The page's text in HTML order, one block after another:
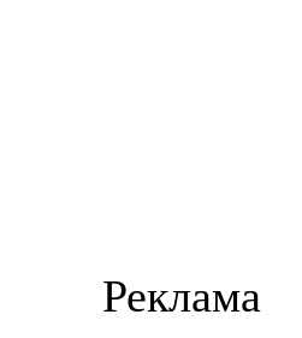
Реклама